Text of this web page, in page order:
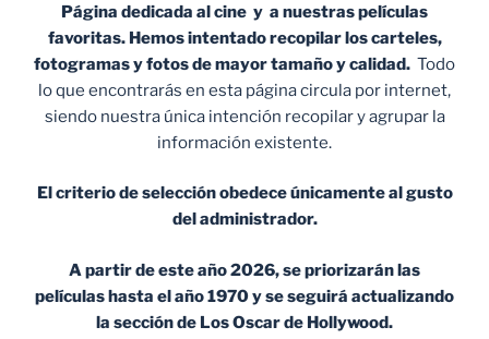
Página dedicada al cine y a nuestras películas
favoritas. Hemos intentado recopilar los carteles,
fotogramas y fotos de mayor tamaño y calidad. Todo
lo que encontrarás en esta página circula por internet,
siendo nuestra única intención recopilar y agrupar la
información existente.
El criterio de selección obedece únicamente al gusto
del administrador.
A partir de este año 2026, se priorizarán las
películas hasta el año 1970 y se seguirá actualizando
la sección de Los Oscar de Hollywood.